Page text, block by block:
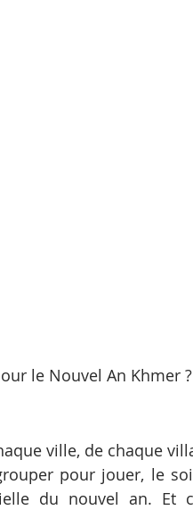
le Nouvel An Khmer ?
ville, de chaque
pour jouer, le
du nouvel an. Et